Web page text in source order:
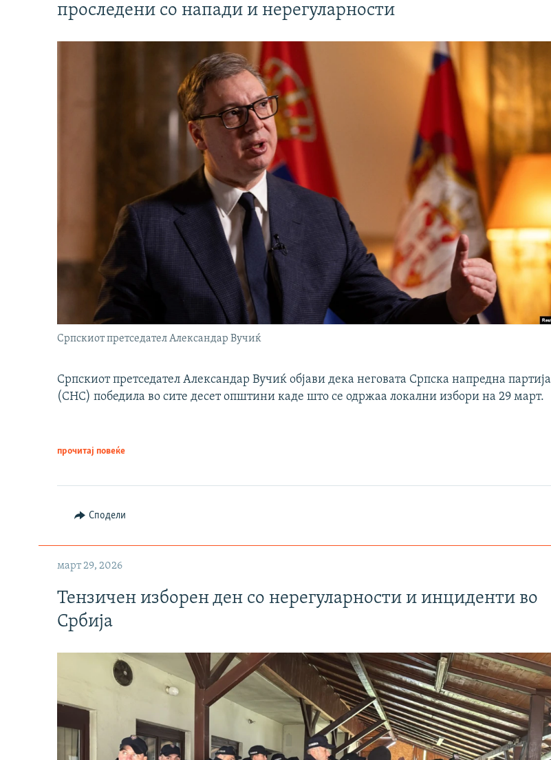
проследени со напади и нерегуларности
Српскиот претседател Александар Вучиќ
Српскиот претседател Александар Вучиќ објави дека неговата Српска напредна партија
(СНС) победила во сите десет општини каде што се одржаа локални избори на 29 март.
прочитај повеќе
Сподели
март 29, 2026
Тензичен изборен ден со нерегуларности и инциденти во
Србија